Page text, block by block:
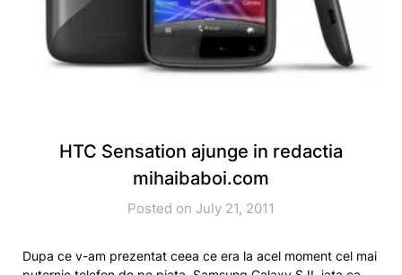
HTC Sensation ajunge in redactia
mihaibaboi.com
Posted on July 21, 2011
Dupa ce v-am prezentat ceea ce era la acel moment cel mai